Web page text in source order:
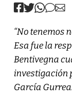
“No tenemos
Esa fue la
Bentivegna
investigación
García